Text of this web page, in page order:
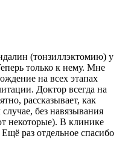
(тонзиллэктомию) у
только к нему. Мне
на всех этапах
Доктор всегда на
рассказывает, как
без навязывания
некоторые). В клинике
раз отдельное спасибо